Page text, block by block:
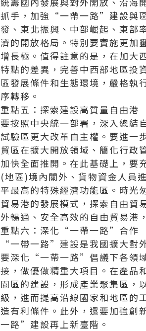
抓手，加強“一帶一路”建設與
發、東北振興、中部崛起、東部
濟的開放格局。特別要實施更加
增長極。值得註意的是，在加大
特點的差異，完善中西部地區投
區發展條件和生態環境，嚴格執
序轉移。
重點五：探索建設高質量自由港
要按照中央統一部署，深入總結
試驗區更大改革自主權。要進一
貿區在擴大開放領域、簡化行政
加快全面推開。在此基礎上，要
(地區)境內關外、貨物資金人員
平最高的特殊經濟功能區。 時光
貿易港的發展模式，探索自由貿
外暢通、安全高效的自由貿易港
重點六：深化“一帶一路”合作
“一帶一路”建設是我國擴大對
要深化“一帶一路”倡議下各領
接，做優做精重大項目。在產
園區的建設，形成產業聚集區，
級，進而提高沿線國家和地區的
造有利條件。此外，還要加強
一路”建設再上新臺階。